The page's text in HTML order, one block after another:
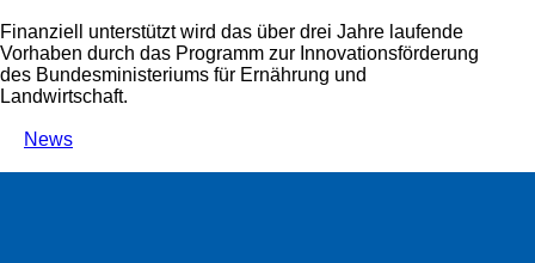
Finanziell unterstützt wird das über drei Jahre laufende
Vorhaben durch das Programm zur Innovationsförderung
des Bundesministeriums für Ernährung und
Landwirtschaft.
News